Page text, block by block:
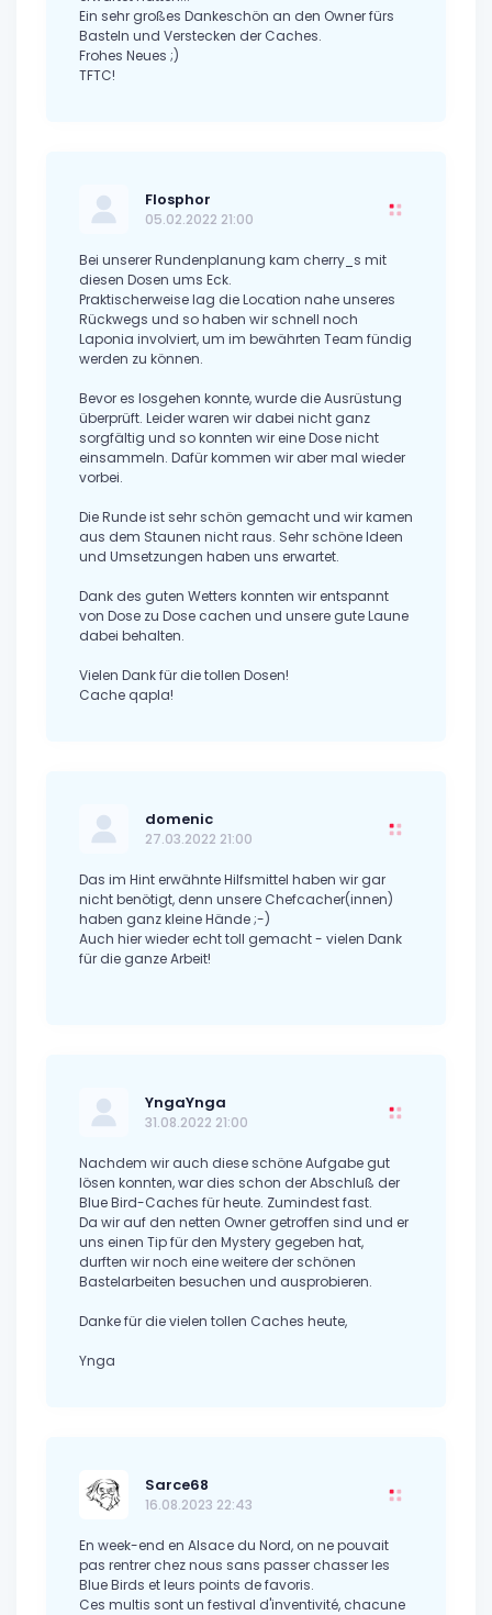
Ein sehr großes Dankeschön an den Owner fürs
Basteln und Verstecken der Caches.
Frohes Neues ;)
TFTC!
Flosphor
05.02.2022 21:00
Bei unserer Rundenplanung kam cherry_s mit
diesen Dosen ums Eck.
Praktischerweise lag die Location nahe unseres
Rückwegs und so haben wir schnell noch
Laponia involviert, um im bewährten Team fündig
werden zu können.
Bevor es losgehen konnte, wurde die Ausrüstung
überprüft. Leider waren wir dabei nicht ganz
sorgfältig und so konnten wir eine Dose nicht
einsammeln. Dafür kommen wir aber mal wieder
vorbei.
Die Runde ist sehr schön gemacht und wir kamen
aus dem Staunen nicht raus. Sehr schöne Ideen
und Umsetzungen haben uns erwartet.
Dank des guten Wetters konnten wir entspannt
von Dose zu Dose cachen und unsere gute Laune
dabei behalten.
Vielen Dank für die tollen Dosen!
Cache qapla!
domenic
27.03.2022 21:00
Das im Hint erwähnte Hilfsmittel haben wir gar
nicht benötigt, denn unsere Chefcacher(innen)
haben ganz kleine Hände ;-)
Auch hier wieder echt toll gemacht - vielen Dank
für die ganze Arbeit!
YngaYnga
31.08.2022 21:00
Nachdem wir auch diese schöne Aufgabe gut
lösen konnten, war dies schon der Abschluß der
Blue Bird-Caches für heute. Zumindest fast.
Da wir auf den netten Owner getroffen sind und er
uns einen Tip für den Mystery gegeben hat,
durften wir noch eine weitere der schönen
Bastelarbeiten besuchen und ausprobieren.
Danke für die vielen tollen Caches heute,
Ynga
Sarce68
16.08.2023 22:43
En week-end en Alsace du Nord, on ne pouvait
pas rentrer chez nous sans passer chasser les
Blue Birds et leurs points de favoris.
Ces multis sont un festival d'inventivité, chacune